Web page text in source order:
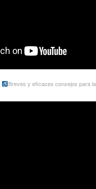
Breves y eficaces consejos para la